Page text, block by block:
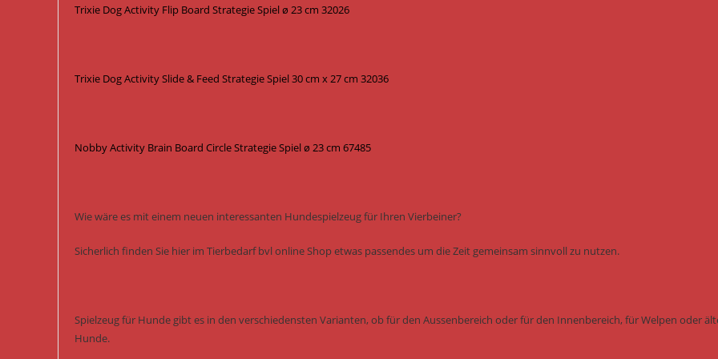
Trixie Dog Activity Flip Board Strategie Spiel ø 23 cm 32026
Trixie Dog Activity Slide & Feed Strategie Spiel 30 cm x 27 cm 32036
Nobby Activity Brain Board Circle Strategie Spiel ø 23 cm 67485
Wie wäre es mit einem neuen interessanten Hundespielzeug für Ihren Vierbeiner?
Sicherlich finden Sie hier im Tierbedarf bvl online Shop etwas passendes um die Zeit gemeinsam sinnvoll zu nutzen.
Spielzeug für Hunde gibt es in den verschiedensten Varianten, ob für den Aussenbereich oder für den Innenbereich, für Welpen oder
Hunde.